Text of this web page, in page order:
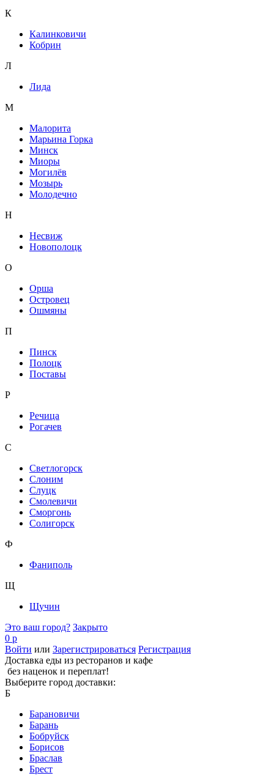
К
Калинковичи
Кобрин
Л
Лида
М
Малорита
Марьина Горка
Минск
Миоры
Могилёв
Мозырь
Молодечно
Н
Несвиж
Новополоцк
О
Орша
Островец
Ошмяны
П
Пинск
Полоцк
Поставы
Р
Речица
Рогачев
С
Светлогорск
Слоним
Слуцк
Смолевичи
Сморгонь
Солигорск
Ф
Фаниполь
Щ
Щучин
Это ваш город? Закрыто
0 р
Войти или Зарегистрироваться Регистрация
Доставка еды из ресторанов и кафе
без наценок и переплат!
Выберите город доставки:
Б
Барановичи
Барань
Бобруйск
Борисов
Браслав
Брест